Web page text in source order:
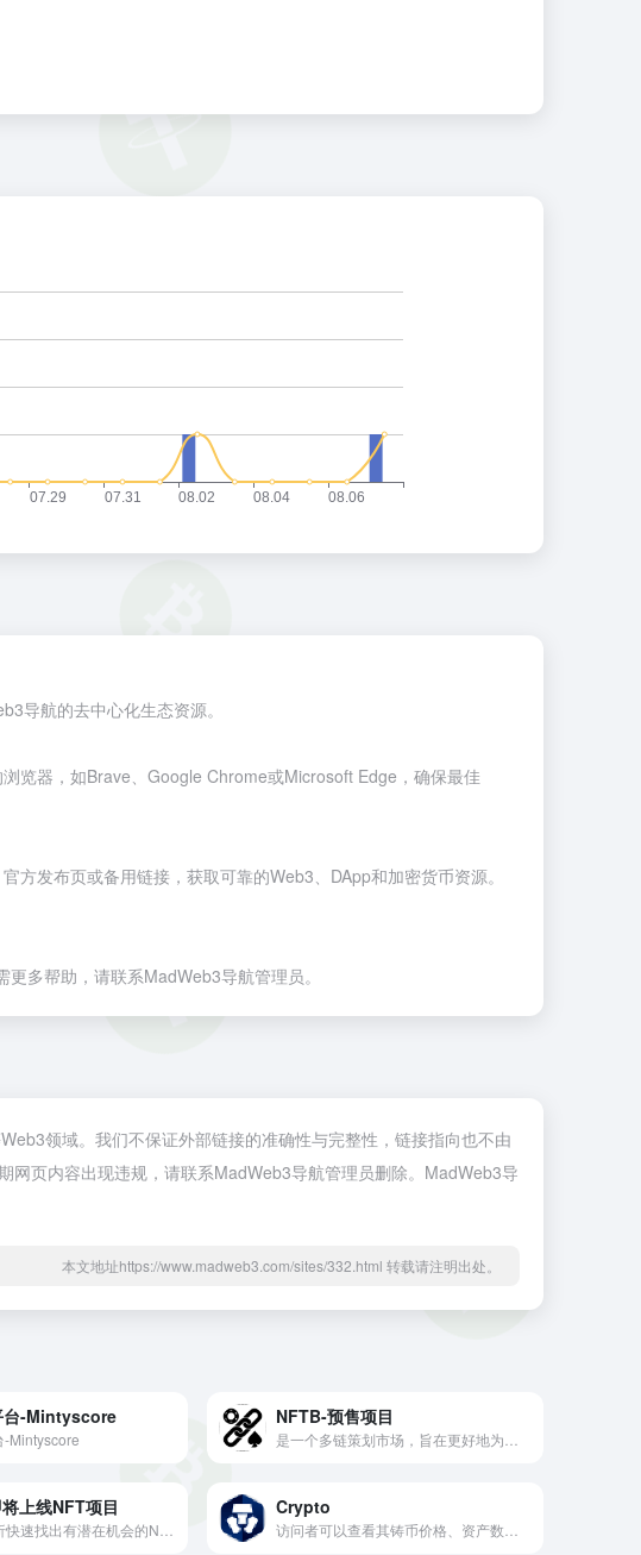
导航的去中心化生态资源。
览器，如Brave Google Chrome或Microsoft Edge ，确保最佳
发布页或备用链接，获取可靠的Web3、DApp和加密货币资源。
多帮助，请联系MadWeb3导航管理员。
领域。我们不保证外部链接的准确性与完整性，链接指向也不由
页内容出现违规，请联系MadWeb3导航管理员删除。MadWeb3导
本文地址https://www.madweb3.com/sites/332.html 转载请注明出处。
台-Mintyscore
-Mintyscore
NFTB-预售项目
是一个多链策划市场，旨在更好地为艺术家服务
上线NFT项目
通过数据分析快速找出有潜在机会的NFT。
Crypto
访问者可以查看其铸币价格、资产数量和其他详细信息。